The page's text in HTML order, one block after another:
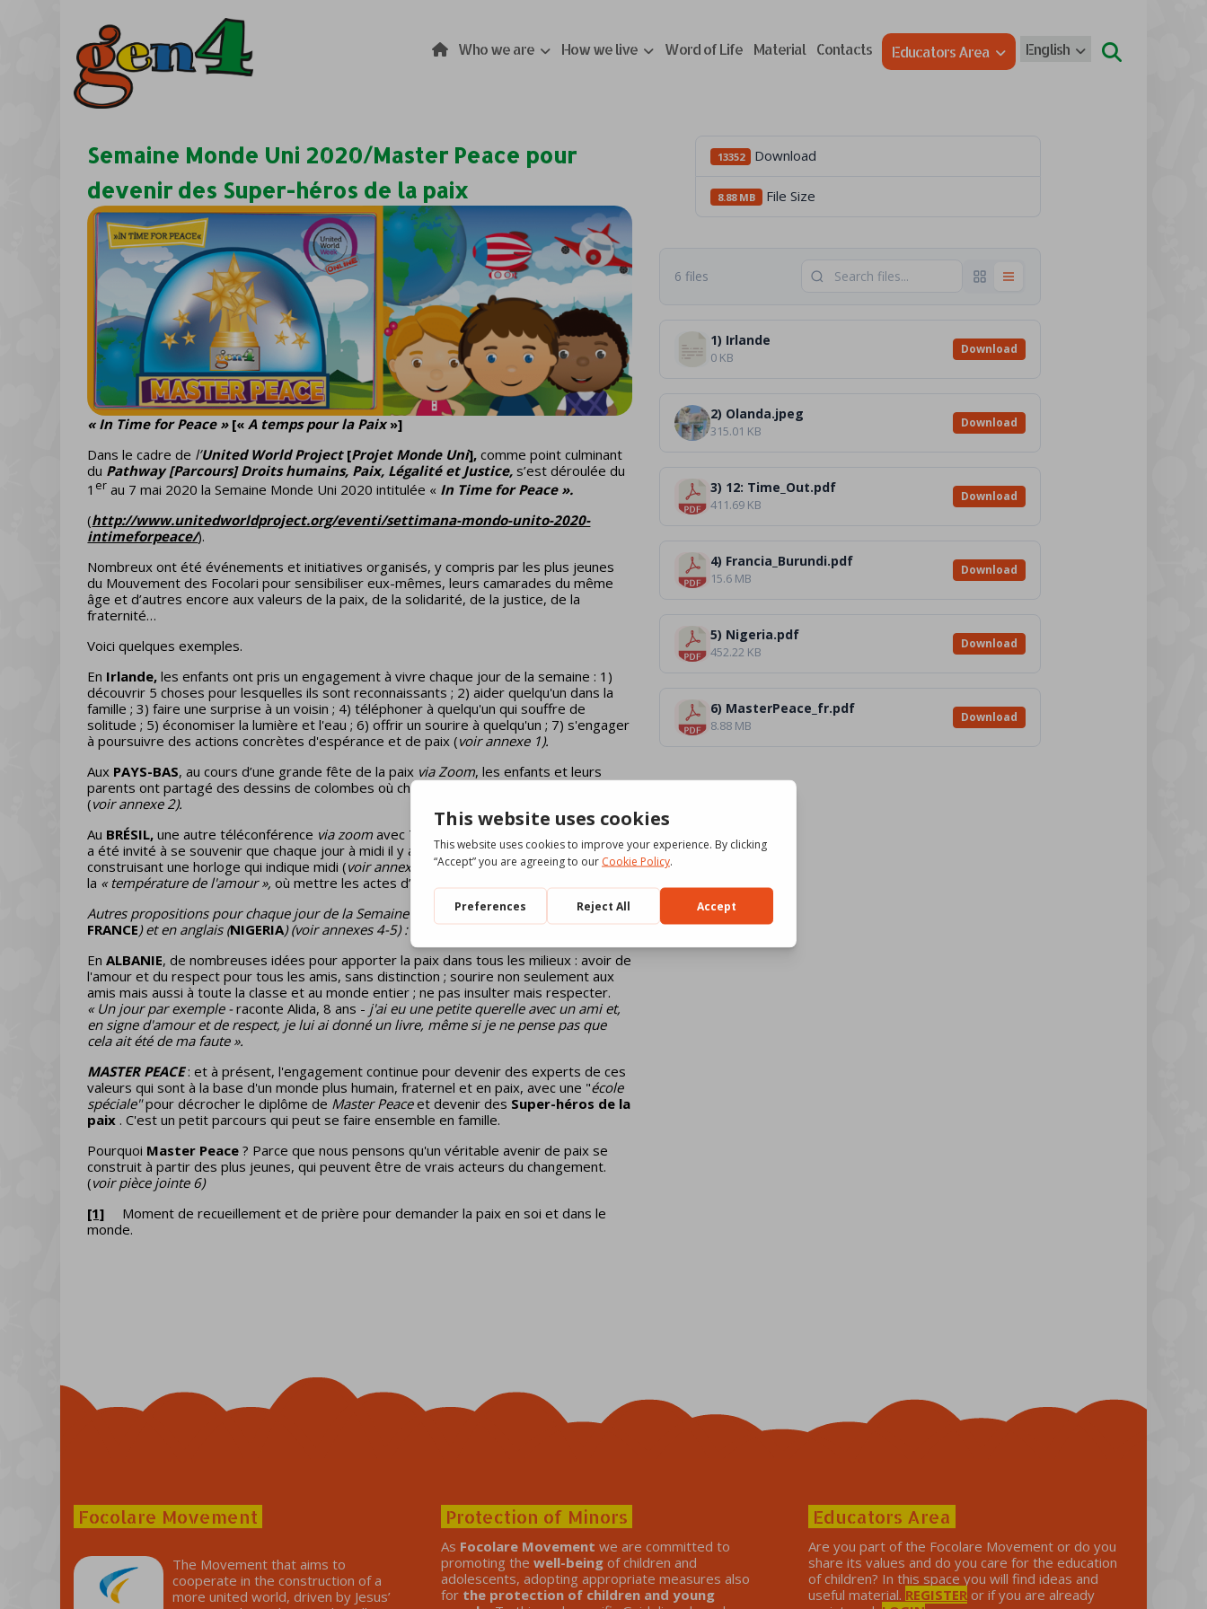
Who we are How we live Word of Life Material Contacts Educators Area English
Semaine Monde Uni 2020/Master Peace pour
devenir des Super-héros de la paix
« In Time for Peace »[« A temps pour la Paix»]
Dans le cadre de l’United World Project [Projet Monde Uni],comme point culminant
du Pathway [Parcours] Droits humains, Paix, Légalité et Justice, s’est déroulée du
1 er au 7 mai 2020 la Semaine Monde Uni 2020 intitulée « In Time for Peace ».
(http://www.unitedworldproject.org/eventi/settimana-mondo-unito-2020-
intimeforpeace/).
Nombreux ont été événements et initiatives organisés, y compris par les plus jeunes
du Mouvement des Focolari pour sensibiliser eux-mêmes, leurs camarades du même
âge et d’autres encore aux valeurs de la paix, de la solidarité, de la justice, de la
fraternité…
Voici quelques exemples.
En Irlande, les enfants ont pris un engagement à vivre chaque jour de la semaine : 1)
découvrir 5 choses pour lesquelles ils sont reconnaissants ; 2) aider quelqu'un dans la
famille ; 3) faire une surprise à un voisin ; 4) téléphoner à quelqu'un qui souffre de
solitude ; 5) économiser la lumière et l'eau ; 6) offrir un sourire à quelqu'un ; 7) s'engager
à poursuivre des actions concrètes d'espérance et de paix (voir annexe 1).
Aux PAYS-BAS, au cours d’une grande fête de la paix via Zoom, les enfants et leurs
parents ont partagé des dessins de colombes où chacun a écrit ce qu’est la paix pour lui
(voir annexe 2).
Au BRÉSIL, une autre téléconférence via zoom avec 74 points d’écoute. Tout le monde
a été invité à se souvenir que chaque jour à midi il y a le
Time-out pour la Paix [1], en
construisant une horloge qui indique midi (voir annexe 3)et un thermomètre qui mesure
la « température de l'amour », où mettre les actes d’amour pour construire la paix.
Autres propositions pour chaque jour de la Semaine Monde Uni en français (
BURUNDI-
FRANCE) et en anglais (NIGERIA) (voir annexes 4-5) :
EnALBANIE, de nombreuses idées pour apporter la paix dans tous les milieux : avoir de
l'amour et du respect pour tous les amis, sans distinction ; sourire non seulement aux
amis mais aussi à toute la classe et au monde entier ; ne pas insulter mais respecter.
« Un jour par exemple -raconte Alida, 8 ans - j'ai eu une petite querelle avec un ami et,
en signe d'amour et de respect, je lui ai donné un livre, même si je ne pense pas que
cela ait été de ma faute ».
MASTER PEACE : et à présent, l'engagement continue pour devenir des experts de ces
valeurs qui sont à la base d'un monde plus humain, fraternel et en paix, avec une "école
spéciale"pour décrocher le diplôme de Master Peaceet devenir des Super-héros de la
paix . C'est un petit parcours qui peut se faire ensemble en famille.
Pourquoi Master Peace? Parce que nous pensons qu'un véritable avenir de paix se
construit à partir des plus jeunes, qui peuvent être de vrais acteurs du changement.
(voir pièce jointe 6)
[1] Moment de recueillement et de prière pour demander la paix en soi et dans le
monde.
13352 Download
8.88 MB File Size
6 files
1) Irlande
0 KB
Download
2) Olanda.jpeg
315.01 KB
Download
3) 12: Time_Out.pdf
411.69 KB
Download
4) Francia_Burundi.pdf
15.6 MB
Download
5) Nigeria.pdf
452.22 KB
Download
6) MasterPeace_fr.pdf
8.88 MB
Download
Focolare Movement
The Movement that aims to
cooperate in the construction of a
more united world, driven by Jesus’
Protection of Minors
As Focolare Movementwe are committed to
promoting thewell-being of children and
adolescents, adopting appropriate measures also
for the protection of children and young
Educators Area
Are you part of the Focolare Movement or do you
share its values ​​and do you care for the education
of children? In this space you will find ideas and
useful material. REGISTERor if you are already